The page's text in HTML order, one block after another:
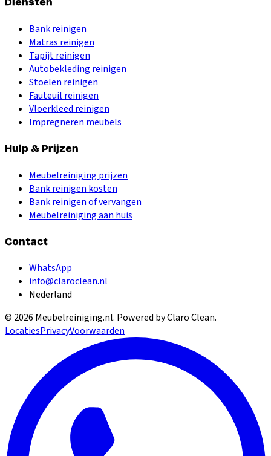
Bank reinigen
Matras reinigen
Tapijt reinigen
Autobekleding reinigen
Stoelen reinigen
Fauteuil reinigen
Vloerkleed reinigen
Impregneren meubels
Hulp & Prijzen
Meubelreiniging prijzen
Bank reinigen kosten
Bank reinigen of vervangen
Meubelreiniging aan huis
Contact
WhatsApp
info@claroclean.nl
Nederland
© 2026 Meubelreiniging.nl. Powered by Claro Clean.
LocatiesPrivacyVoorwaarden